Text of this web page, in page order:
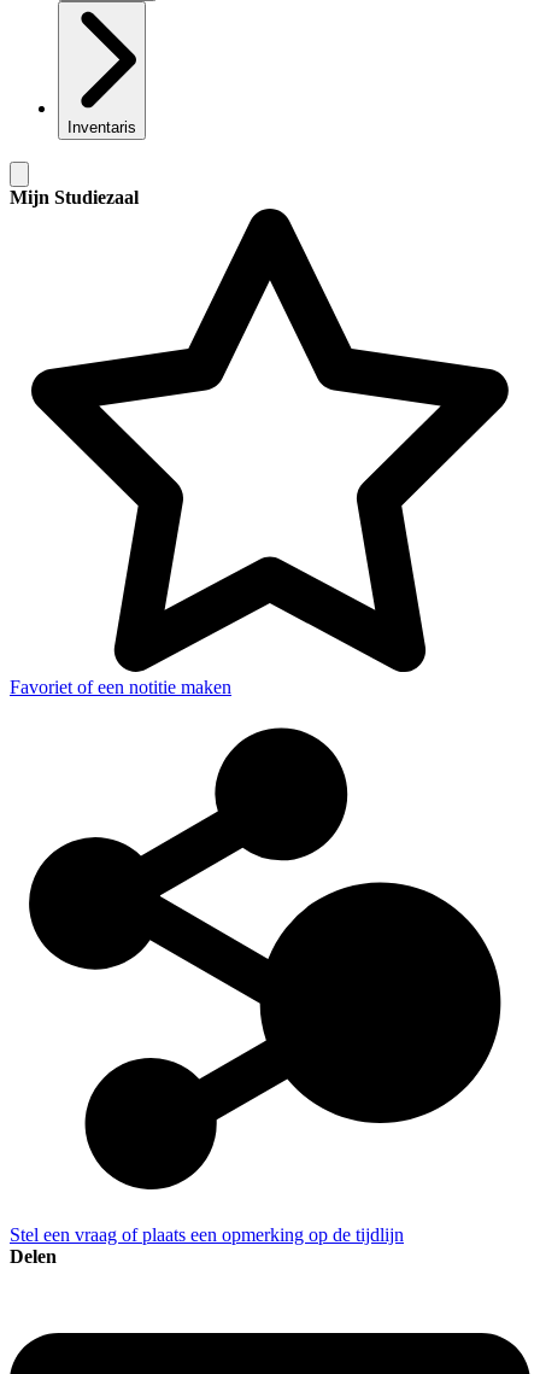
Inventaris
Mijn Studiezaal
Favoriet of een notitie maken
Stel een vraag of plaats een opmerking op de tijdlijn
Delen